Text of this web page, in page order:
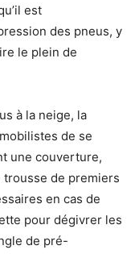
est
des pneus, y
le plein de
à la neige, la
de se
une couverture,
trousse de premiers
en cas de
pour dégivrer les
de pré-